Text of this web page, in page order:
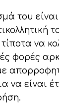
του
να
φορές
να είναι